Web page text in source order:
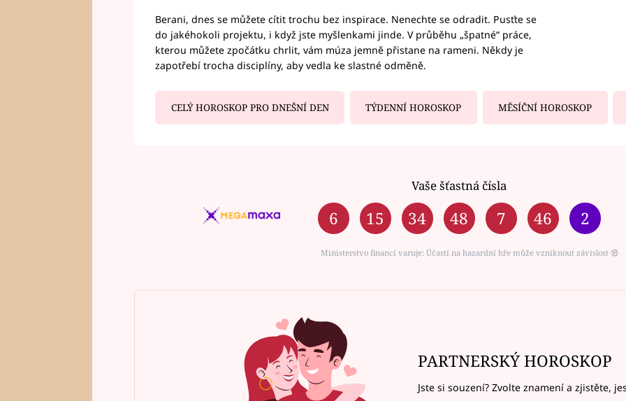
Berani, dnes se můžete cítit trochu bez inspirace. Nenechte se odradit. Pusťte se
do jakéhokoli projektu, i když jste myšlenkami jinde. V průběhu „špatné“ práce,
kterou můžete zpočátku chrlit, vám múza jemně přistane na rameni. Někdy je
zapotřebí trocha disciplíny, aby vedla ke slastné odměně.
CELÝ HOROSKOP PRO DNEŠNÍ DEN TÝDENNÍ HOROSKOP MĚSÍČNÍ HOROSKOP
Vaše šťastná čísla
6 15 34 48 7 46 2
Ministerstvo financí varuje: Účastí na hazardní hře může vzniknout závislost ⑱
PARTNERSKÝ HOROSKOP
Jste si souzení? Zvolte znamení a zjistěte,